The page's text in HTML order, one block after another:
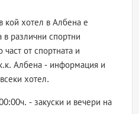
кой хотел в Албена е
в различни спортни
част от спортната и
Албена - информация и
хотел.
- закуски и вечери на